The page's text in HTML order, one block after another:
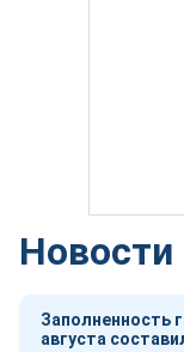
Новости
Заполненность
августа